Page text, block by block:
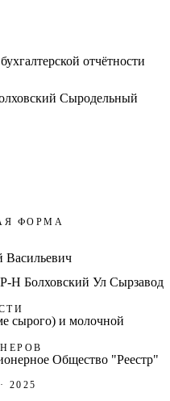
отчётности
Сыродельный
ФОРМА
Н Болховский Ул Сырзавод
сырого) и молочной
Общество "Реестр"
· 2025